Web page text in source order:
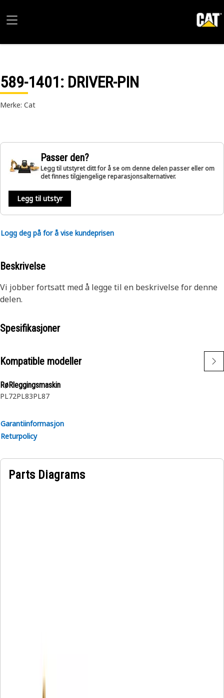
589-1401: DRIVER-PIN
Merke: Cat
Passer den?
Legg til utstyret ditt for å se om denne delen passer eller om
det finnes tilgjengelige reparasjonsalternativer.
Legg til utstyr
Logg deg på for å vise kundeprisen
Beskrivelse
Vi jobber fortsatt med å legge til en beskrivelse for denne
delen.
Spesifikasjoner
Kompatible modeller
RøRleggingsmaskin
PL72PL83PL87
Garantiinformasjon
Returpolicy
Parts Diagrams